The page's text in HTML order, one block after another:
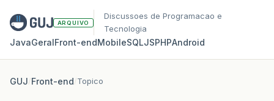
ARQUIVO
Discussoes de Programacao e
Tecnologia
JavaGeralFront‑endMobileSQLJSPHPAndroid
GUJ/Front-end/Topico